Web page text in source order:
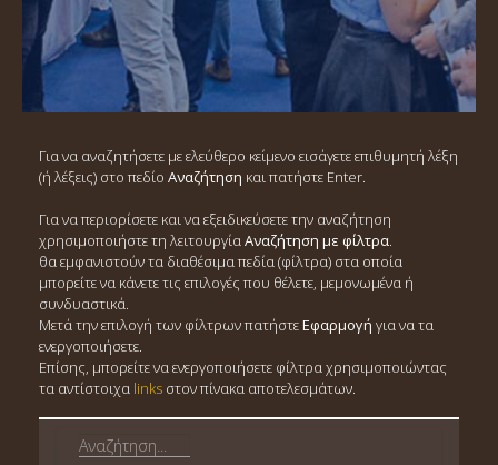
Για να αναζητήσετε με ελεύθερο κείμενο εισάγετε επιθυμητή λέξη
(ή λέξεις) στο πεδίο Αναζήτηση και πατήστε Enter.
Για να περιορίσετε και να εξειδικεύσετε την αναζήτηση
χρησιμοποιήστε τη λειτουργίαΑναζήτηση με φίλτρα.
θα εμφανιστούν τα διαθέσιμα πεδία (φίλτρα) στα οποία
μπορείτε να κάνετε τις επιλογές που θέλετε, μεμονωμένα ή
συνδυαστικά.
Μετά την επιλογή των φίλτρων πατήστεΕφαρμογή για να τα
ενεργοποιήσετε.
Επίσης, μπορείτε να ενεργοποιήσετε φίλτρα χρησιμοποιώντας
τα αντίστοιχα links στον πίνακα αποτελεσμάτων.